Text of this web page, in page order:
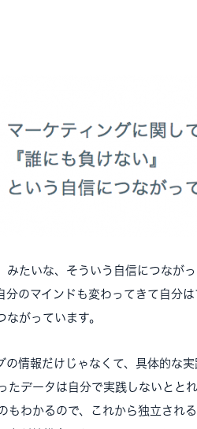
みたいな、そういう自信につなが
分のマインドも変わってきて自分
がっています。
情報だけじゃなくて、具体的な
データは自分で実践しないととれ
もわかるので、これから独立され